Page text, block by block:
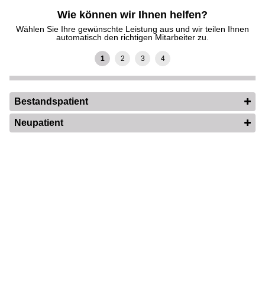
Wie können wir Ihnen helfen?
Wählen Sie Ihre gewünschte Leistung aus und wir teilen Ihnen
automatisch den richtigen Mitarbeiter zu.
Bestandspatient
Neupatient